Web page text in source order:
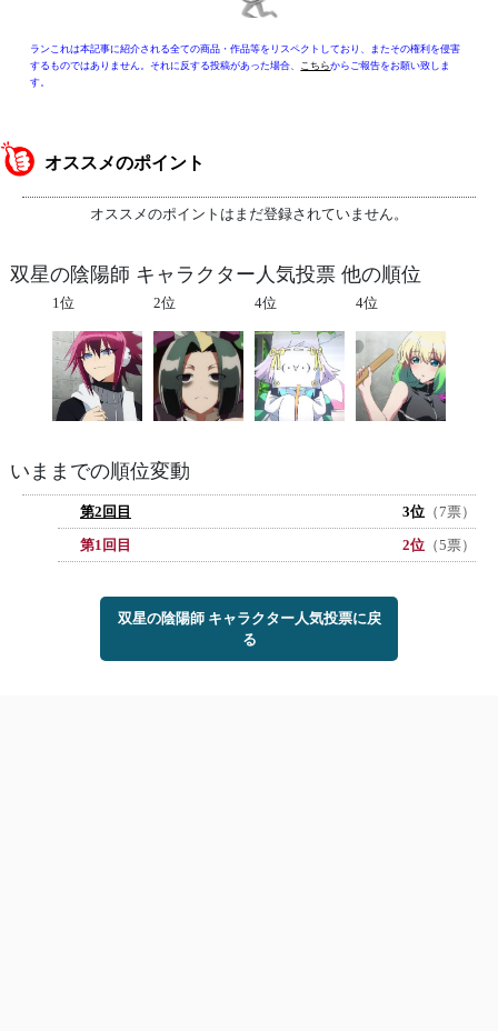
ランこれは本記事に紹介される全ての商品・作品等をリスペクトしており、またその権利を侵害
するものではありません。それに反する投稿があった場合、
こちらからご報告をお願い致しま
す。
オススメのポイント
オススメのポイントはまだ登録されていません。
双星の陰陽師 キャラクター人気投票 他の順位
1位 2位 4位 4位
いままでの順位変動
第2回目 3位 （7票）
第1回目
2位 （5票）
双星の陰陽師 キャラクター人気投票に戻
る